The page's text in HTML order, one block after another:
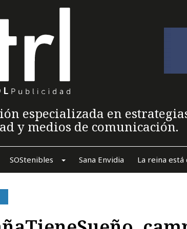
especializada en
y medios de comunicación.
SOStenibles Sana Envidia La reina está